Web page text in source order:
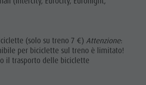
Meteo
Doctor
Service
(solo su treno 7 €) Attenzione:
per biciclette sul treno è limitato!
il trasporto delle biciclette